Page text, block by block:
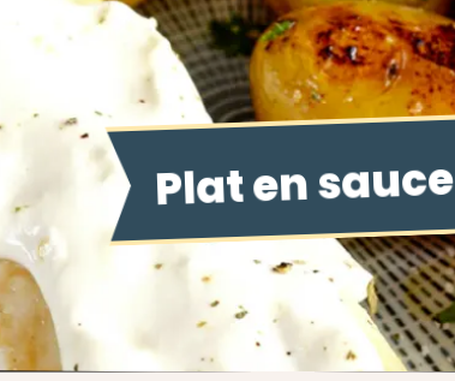
Plat en sauce